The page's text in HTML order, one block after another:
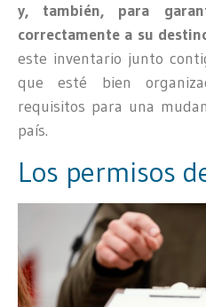
y, también, para
correctamente a su
este inventario junto
que esté bien
requisitos para una
país.
Los permisos